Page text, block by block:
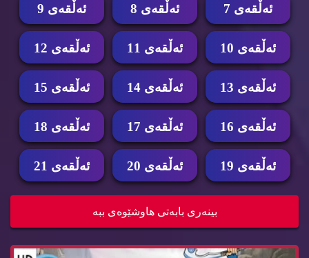
ئه‌ڵقه‌ی 7 ئه‌ڵقه‌ی 8 ئه‌ڵقه‌ی 9
ئه‌ڵقه‌ی 10 ئه‌ڵقه‌ی 11 ئه‌ڵقه‌ی 12
ئه‌ڵقه‌ی 13 ئه‌ڵقه‌ی 14 ئه‌ڵقه‌ی 15
ئه‌ڵقه‌ی 16 ئه‌ڵقه‌ی 17 ئه‌ڵقه‌ی 18
ئه‌ڵقه‌ی 19 ئه‌ڵقه‌ی 20 ئه‌ڵقه‌ی 21
بینه‌ری بابه‌تی هاوشێوه‌ی ببه‌
زنجیره‌ كارتۆنی ئه‌ڤه‌تار وه‌رزی سێ ئه‌ڵقه‌ی 11...